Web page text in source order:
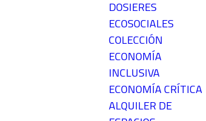
DOSIERES
ECOSOCIALES
COLECCIÓN
ECONOMÍA
INCLUSIVA
ECONOMÍA CRÍTICA
ALQUILER DE